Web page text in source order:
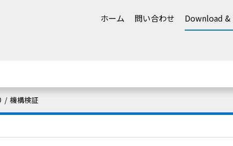
ホーム 問い合わせ Download
機構検証